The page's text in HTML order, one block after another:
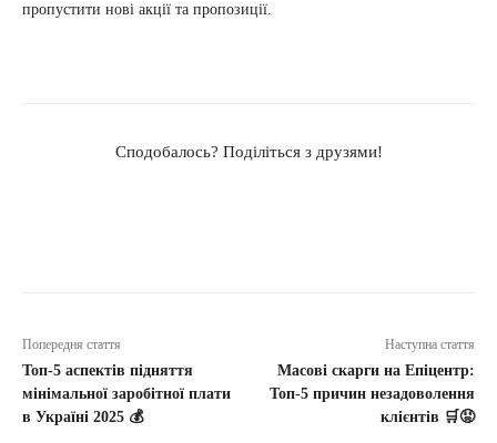
пропустити нові акції та пропозиції.
Сподобалось? Поділіться з друзями!
Попередня стаття
Топ-5 аспектів підняття
мінімальної заробітної плати
в Україні 2025 💰
Наступна стаття
Масові скарги на Епіцентр:
Топ-5 причин незадоволення
клієнтів 🛒😡